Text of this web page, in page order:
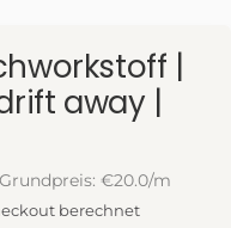
|
away |
Grundpreis: €20.0/m
berechnet